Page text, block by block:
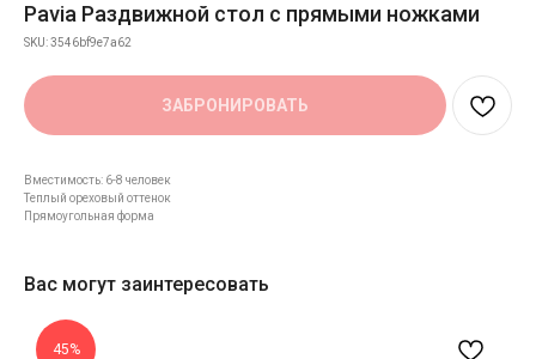
Pavia Раздвижной стол с прямыми ножками
SKU:3546bf9e7a62
ЗАБРОНИРОВАТЬ
Вместимость: 6-8 человек
Теплый ореховый оттенок
Прямоугольная форма
Вас могут заинтересовать
45%